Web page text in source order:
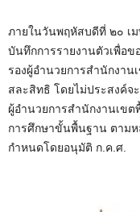
ภายในวันพฤหัสบดีที่ ๒๐ เ
บันทึกการรายงานตัวเพื่อข
รองผู้อำนวยการสำนักงา
สละสิทธิ โดยไม่ประสงค์จ
ผู้อำนวยการสำนักงานเข
การศึกษาขั้นพื้นฐาน ตาม
กำหนดโดยอนุมัติ ก.ค.ศ.